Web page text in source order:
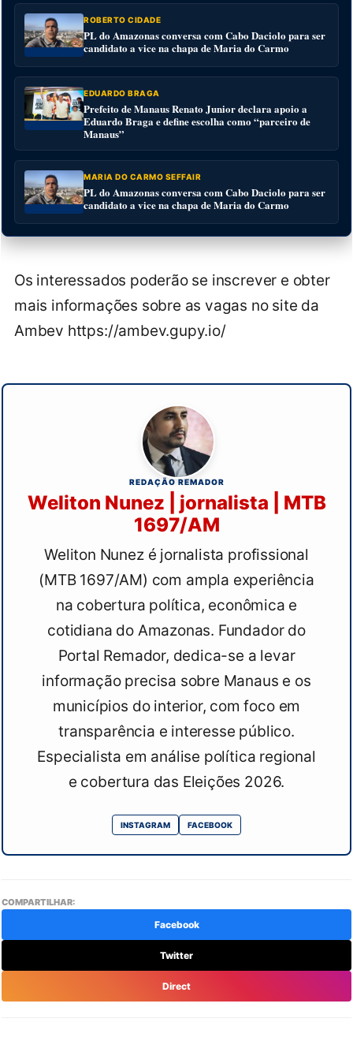
ROBERTO CIDADE
PL do Amazonas conversa com Cabo Daciolo para ser
candidato a vice na chapa de Maria do Carmo
EDUARDO BRAGA
Prefeito de Manaus Renato Junior declara apoio a
Eduardo Braga e define escolha como “parceiro de
Manaus”
MARIA DO CARMO SEFFAIR
PL do Amazonas conversa com Cabo Daciolo para ser
candidato a vice na chapa de Maria do Carmo
Os interessados poderão se inscrever e obter
mais informações sobre as vagas no site da
Ambev https://ambev.gupy.io/
REDAÇÃO REMADOR
Weliton Nunez | jornalista | MTB
1697/AM
Weliton Nunez é jornalista profissional
(MTB 1697/AM) com ampla experiência
na cobertura política, econômica e
cotidiana do Amazonas. Fundador do
Portal Remador, dedica-se a levar
informação precisa sobre Manaus e os
municípios do interior, com foco em
transparência e interesse público.
Especialista em análise política regional
e cobertura das Eleições 2026.
INSTAGRAM FACEBOOK
COMPARTILHAR:
Facebook
Twitter
Direct